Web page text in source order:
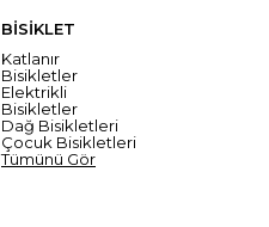
BİSİKLET
Katlanır
Bisikletler
Elektrikli
Bisikletler
Dağ Bisikletleri
Çocuk Bisikletleri
Tümünü Gör